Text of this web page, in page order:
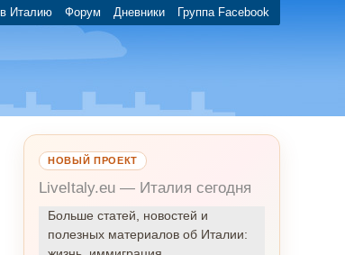
Италию Форум Дневники Группа Facebook
НОВЫЙ ПРОЕКТ
LiveItaly.eu — Италия сегодня
Больше статей, новостей и
полезных материалов об Италии: